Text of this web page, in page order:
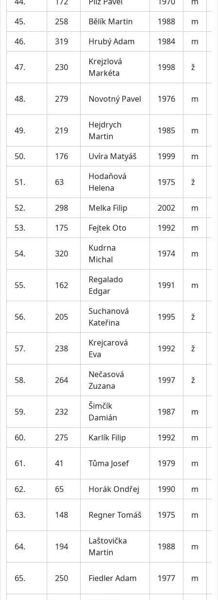
45.
258 Bělík Martin 1988 m
46.
319 Hrubý Adam 1984 m
47. 230
Krejzlová
Markéta
1998 ž
48. 279 Novotný Pavel 1976 m
49. 219
Hejdrych
Martin
1985 m
50. 176 Uvíra Matyáš 1999 m
51. 63
Hodaňová
Helena
1975 ž
52.
298 Melka Filip 2002 m
53.
175 Fejtek Oto 1992 m
54. 320
Kudrna
Michal
1974 m
55. 162
Regalado
Edgar
1991 m
56. 205
Suchanová
Kateřina
1995 ž
57. 238
Krejcarová
Eva
1992 ž
58. 264
Nečasová
Zuzana
1997 ž
59. 232
Šimčík
Damián
1987 m
60. 275 Karlík Filip 1992 m
61. 41 Tůma Josef 1979 m
62.
65 Horák Ondřej 1990 m
63. 148 Regner Tomáš 1975 m
64. 194
Laštovička
Martin
1988 m
65. 250 Fiedler Adam 1977 m